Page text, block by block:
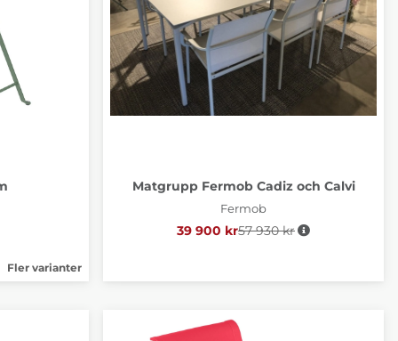
Fler varianter
Matgrupp Fermob Cadiz och Calvi
Fermob
39 900 kr Ordinarie pris:
57 930 kr